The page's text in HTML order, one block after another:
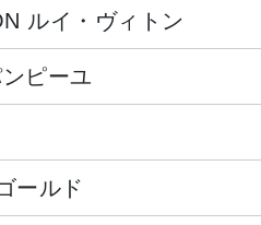
ルイ・ヴィトン
ピーユ
ールド